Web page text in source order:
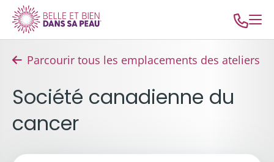
Parcourir tous les emplacements des ateliers
Société canadienne du
cancer